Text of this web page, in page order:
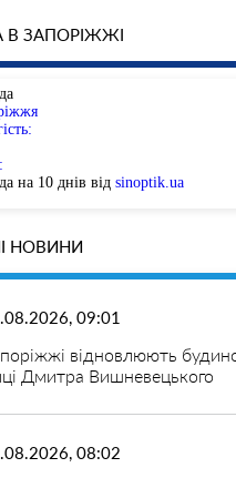
В ЗАПОРІЖЖІ
на 10 днів від sinoptik.ua
НОВИНИ
09:01
відновлюють
Дмитра Вишневецького
08:02